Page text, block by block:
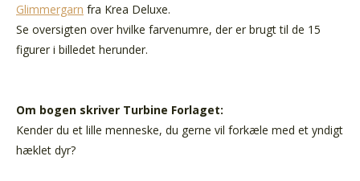
Glimmergarn fra Krea Deluxe.
Se oversigten over hvilke farvenumre, der er brugt til de 15
figurer i billedet herunder.
Om bogen skriver Turbine Forlaget:
Kender du et lille menneske, du gerne vil forkæle med et yndigt
hæklet dyr?